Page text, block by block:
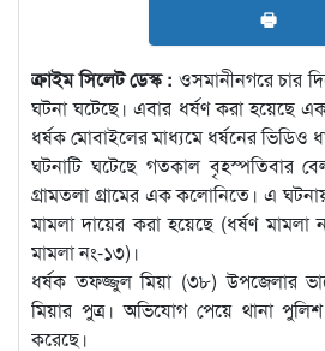
🖶
ক্রাইম সিলেট ডেস্ক : ওসমানীনগরে চার
ঘটনা ঘটেছে। এবার ধর্ষণ করা হয়েছে
ধর্ষক মোবাইলের মাধ্যমে ধর্ষনের ভিডিও
ঘটনাটি ঘটেছে গতকাল বৃহস্পতিবার
গ্রামতলা গ্রামের এক কলোনিতে। এ
মামলা দায়ের করা হয়েছে (ধর্ষণ মামলা
মামলা নং-১৩)।
ধর্ষক তফজ্জুল মিয়া (৩৮) উপজেলার
মিয়ার পুত্র। অভিযোগ পেয়ে থানা
করেছে।